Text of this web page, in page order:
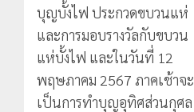
บุญบั้งไฟ ประกวดขบวนแห่
และการมอบรางวัลกับขบวน
แห่บั้งไฟ และในวันที่ 12
พฤษภาคม 2567 ภาคเช้าจะ
เป็นการทำบุญอุทิศส่วนกุศล